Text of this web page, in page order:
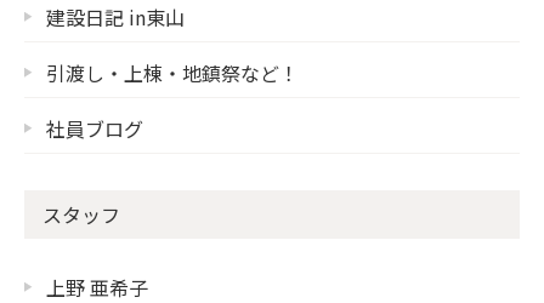
建設日記 in東山
引渡し・上棟・地鎮祭など！
社員ブログ
スタッフ
上野 亜希子